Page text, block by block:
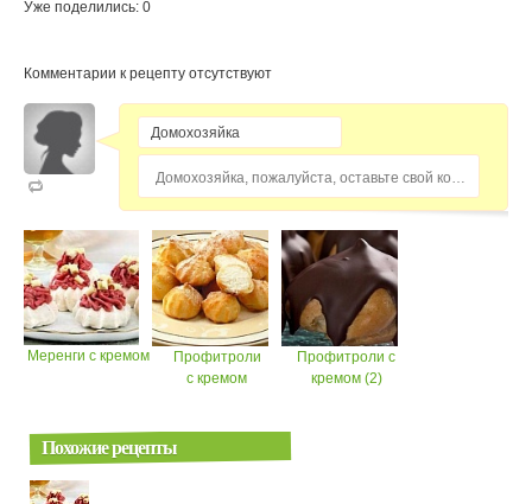
Уже поделились: 0
Комментарии к рецепту отсутствуют
Домохозяйка, пожалуйста, оставьте свой комментарий...
Меренги с кремом
Профитроли
с кремом
Профитроли с
кремом (2)
Похожие рецепты